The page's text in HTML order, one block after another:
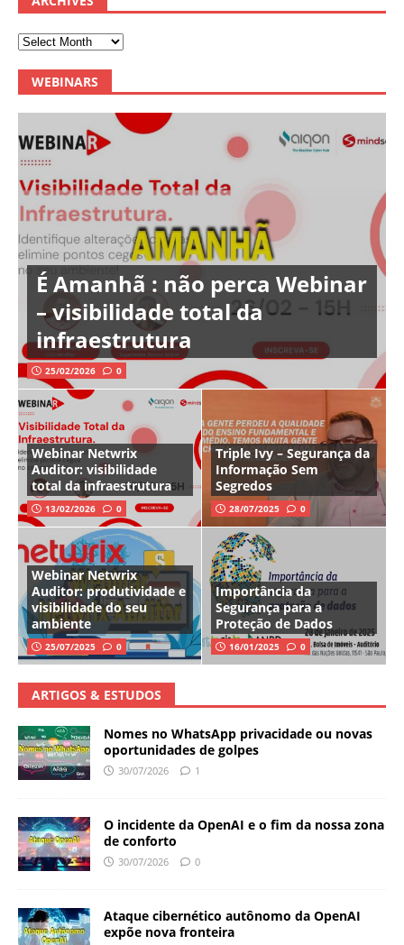
WEBINARS
É Amanhã : não perca Webinar
– visibilidade total da
infraestrutura
25/02/2026 0
Webinar Netwrix
Auditor: visibilidade
total da infraestrutura
13/02/2026 0
Triple Ivy – Segurança da
Informação Sem
Segredos
28/07/2025 0
Webinar Netwrix
Auditor: produtividade e
visibilidade do seu
ambiente
25/07/2025 0
Importância da
Segurança para a
Proteção de Dados
16/01/2025 0
ARTIGOS & ESTUDOS
Nomes no WhatsApp privacidade ou novas
oportunidades de golpes
30/07/2026 1
O incidente da OpenAI e o fim da nossa zona
de conforto
30/07/2026 0
Ataque cibernético autônomo da OpenAI
expõe nova fronteira